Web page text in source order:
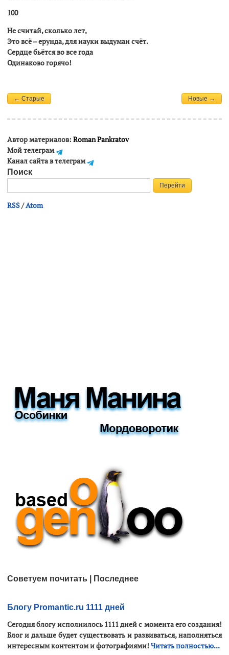
100
Hе считай, сколько лет,
Это всё – ерунда, для науки выдуман счёт.
Сердце бьётся во все года
Одинаково горячо!
← Старые Новые →
Автор материалов: Roman Pankratov
Мой телеграм
Канал сайта в телеграм
Поиск
RSS/Atom
Советуем почитать | Последнее
Блогу Promantic.ru 1111 дней
Сегодня блогу исполнилось 1111 дней с момента его создания!
Блог и дальше будет существовать и развиваться, наполняться
интересным контентом и фотографиями! Читать полностью...